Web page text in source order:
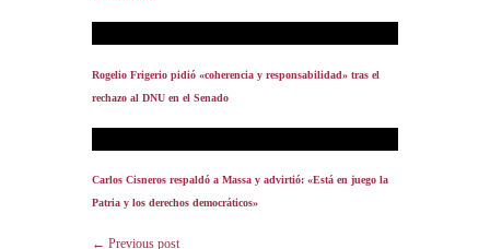
Rogelio Frigerio pidió «coherencia y responsabilidad» tras el
rechazo al DNU en el Senado
Carlos Cisneros respaldó a Massa y advirtió: «Está en juego la
Patria y los derechos democráticos»
← Previous post